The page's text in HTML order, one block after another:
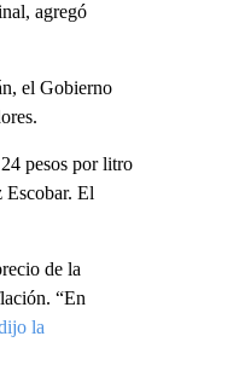
agregó
el Gobierno
pesos por litro
Escobar. El
de la
“En
la